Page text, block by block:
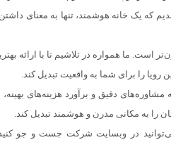
یک خانه هوشمند، تنها به معنای داشتن
است. ما همواره در تلاشیم تا با ارائه
رویا را برای شما به واقعیت تبدیل کند.
دقیق و برآورد هزینه‌های بهینه،
را به مکانی مدرن و هوشمند تبدیل کند.